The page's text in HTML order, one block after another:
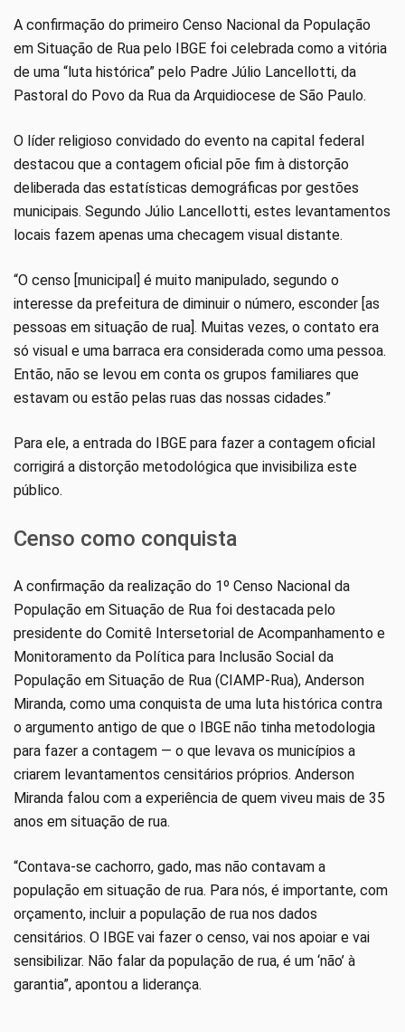
A confirmação do primeiro Censo Nacional da População
em Situação de Rua pelo IBGE foi celebrada como a vitória
de uma “luta histórica” pelo Padre Júlio Lancellotti, da
Pastoral do Povo da Rua da Arquidiocese de São Paulo.
O líder religioso convidado do evento na capital federal
destacou que a contagem oficial põe fim à distorção
deliberada das estatísticas demográficas por gestões
municipais. Segundo Júlio Lancellotti, estes levantamentos
locais fazem apenas uma checagem visual distante.
“O censo [municipal] é muito manipulado, segundo o
interesse da prefeitura de diminuir o número, esconder [as
pessoas em situação de rua]. Muitas vezes, o contato era
só visual e uma barraca era considerada como uma pessoa.
Então, não se levou em conta os grupos familiares que
estavam ou estão pelas ruas das nossas cidades.”
Para ele, a entrada do IBGE para fazer a contagem oficial
corrigirá a distorção metodológica que invisibiliza este
público.
Censo como conquista
A confirmação da realização do 1º Censo Nacional da
População em Situação de Rua foi destacada pelo
presidente do Comitê Intersetorial de Acompanhamento e
Monitoramento da Política para Inclusão Social da
População em Situação de Rua (CIAMP-Rua), Anderson
Miranda, como uma conquista de uma luta histórica contra
o argumento antigo de que o IBGE não tinha metodologia
para fazer a contagem — o que levava os municípios a
criarem levantamentos censitários próprios. Anderson
Miranda falou com a experiência de quem viveu mais de 35
anos em situação de rua.
“Contava-se cachorro, gado, mas não contavam a
população em situação de rua. Para nós, é importante, com
orçamento, incluir a população de rua nos dados
censitários. O IBGE vai fazer o censo, vai nos apoiar e vai
sensibilizar. Não falar da população de rua, é um ‘não’ à
garantia”, apontou a liderança.